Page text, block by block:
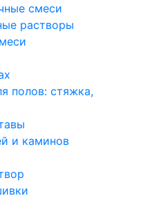
смеси
растворы
полов: стяжка,
и каминов